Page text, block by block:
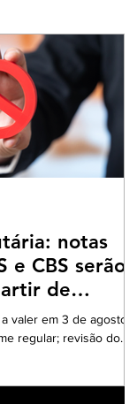
notas
e CBS serão
de
valer em 3 de agosto
regular; revisão dos